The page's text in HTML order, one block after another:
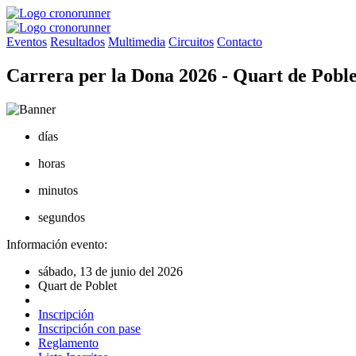
Eventos Resultados Multimedia Circuitos Contacto
Carrera per la Dona 2026 - Quart de
días
horas
minutos
segundos
Información evento:
sábado, 13 de junio del 2026
Quart de Poblet
Inscripción
Inscripción con pase
Reglamento